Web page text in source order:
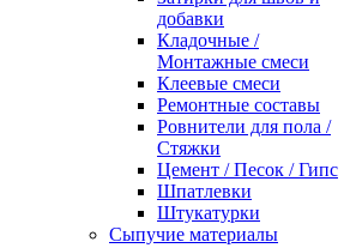
добавки
Кладочные /
Монтажные смеси
Клеевые смеси
Ремонтные составы
Ровнители для пола /
Стяжки
Цемент / Песок / Гипс
Шпатлевки
Штукатурки
Сыпучие материалы